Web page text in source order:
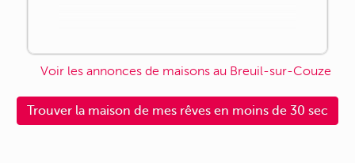
Voir les annonces de maisons au Breuil-sur-Couze
Trouver la maison de mes rêves en moins de 30 sec